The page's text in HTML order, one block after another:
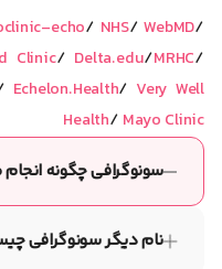
echo/ NHS/WebMD/
Clinic/ Delta.edu/MRHC/
Echelon.Health/ Very Well
Health/ Mayo Clinic
سونوگرافی چگونه
سونوگرافی روشی
با فرکانس بالا، تصاویر
در این روش، پس از
نام دیگر سونوگرافی